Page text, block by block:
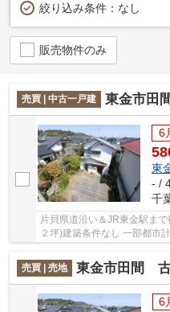
絞り込み条件： なし
販売物件のみ
売買 | 中古一戸建 東金市田
6
東
- /
千
片貝県道沿い＆JR東金駅ま
２坪)建築条件なし 一部都市
売買 | 売地 東金市田間
6